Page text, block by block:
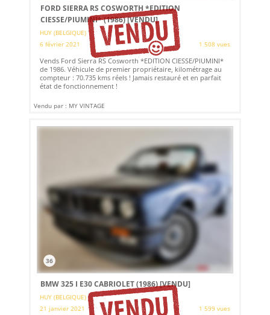
FORD SIERRA RS COSWORTH *EDITION
CIESSE/PIUMINI* (1986)[VENDU]
HUY (BELGIQUE)
6 février 2021
1 508 vues
Vends Ford Sierra RS Cosworth *EDITION CIESSE/PIUMINI*
de 1986. Véhicule de premier propriétaire, kilométrage au
compteur : 70.735 kms réels ! Jamais restauré et en parfait
état de fonctionnement !
Vendu par : MY VINTAGE
36
BMW 325 I E30 CABRIOLET (1986)[VENDU]
HUY (BELGIQUE)
21 janvier 2021
1 599 vues